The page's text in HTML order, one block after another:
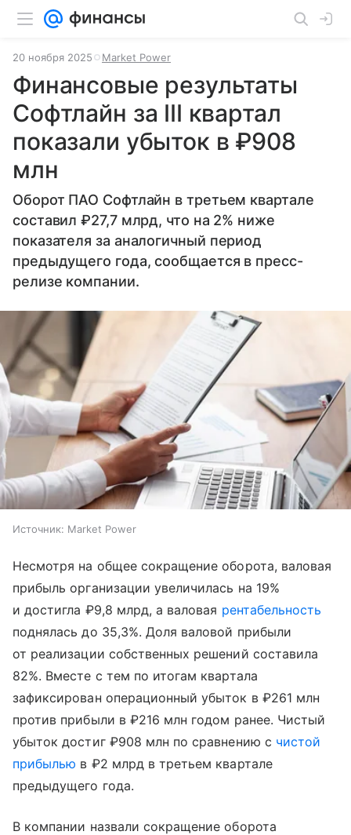
20 ноября 2025 Market Power
Финансовые результаты
Софтлайн за III квартал
показали убыток в ₽908
млн
Оборот ПАО Софтлайн в третьем квартале
составил ₽27,7 млрд, что на 2% ниже
показателя за аналогичный период
предыдущего года, сообщается в пресс-
релизе компании.
Источник: Market Power
Несмотря на общее сокращение оборота, валовая
прибыль организации увеличилась на 19%
и достигла ₽9,8 млрд, а валовая рентабельность
поднялась до 35,3%. Доля валовой прибыли
от реализации собственных решений составила
82%. Вместе с тем по итогам квартала
зафиксирован операционный убыток в ₽261 млн
против прибыли в ₽216 млн годом ранее. Чистый
убыток достиг ₽908 млн по сравнению с чистой
прибылью в ₽2 млрд в третьем квартале
предыдущего года.
В компании назвали сокращение оборота